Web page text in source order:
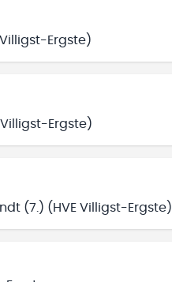
Ergste)
Villigst-Ergste)
(7.) (HVE Villigst-Ergste)